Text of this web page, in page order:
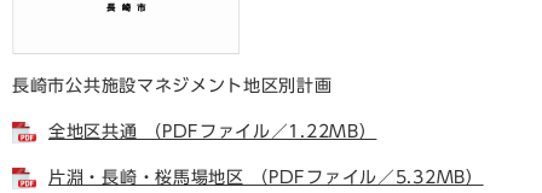
長崎市公共施設マネジメント地区別計画
全地区共通 （PDFファイル／1.22MB）
片淵・長崎・桜馬場地区 （PDFファイル／5.32MB）